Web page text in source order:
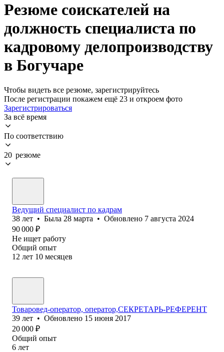
Резюме соискателей на
должность специалиста по
кадровому делопроизводству
в Богучаре
Чтобы видеть все резюме, зарегистрируйтесь
После регистрации покажем ещё 23 и откроем фото
Зарегистрироваться
За всё время
По соответствию
20 резюме
Ведущий специалист по кадрам
38 лет • Была 28 марта • Обновлено 7 августа 2024
90 000 ₽
Не ищет работу
Общий опыт
12 лет 10 месяцев
Товаровед-оператор, оператор,СЕКРЕТАРЬ-РЕФЕРЕНТ
39 лет • Обновлено 15 июня 2017
20 000 ₽
Общий опыт
6 лет